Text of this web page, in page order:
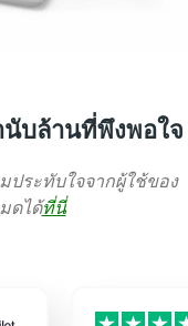
บล้านที่พึงพอใจ
ประทับใจจากผู้ใช้ของ
ดได้ที่นี่